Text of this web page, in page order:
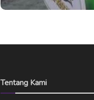
Tentang Kami